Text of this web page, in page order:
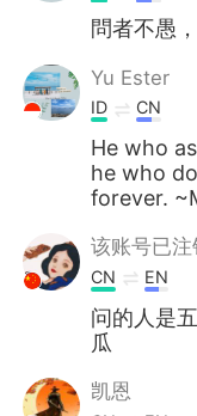
問者不愚
Yu Ester
ID CN
He who
he who
forever.
该账号已注
CN EN
问的人是
瓜
凯恩